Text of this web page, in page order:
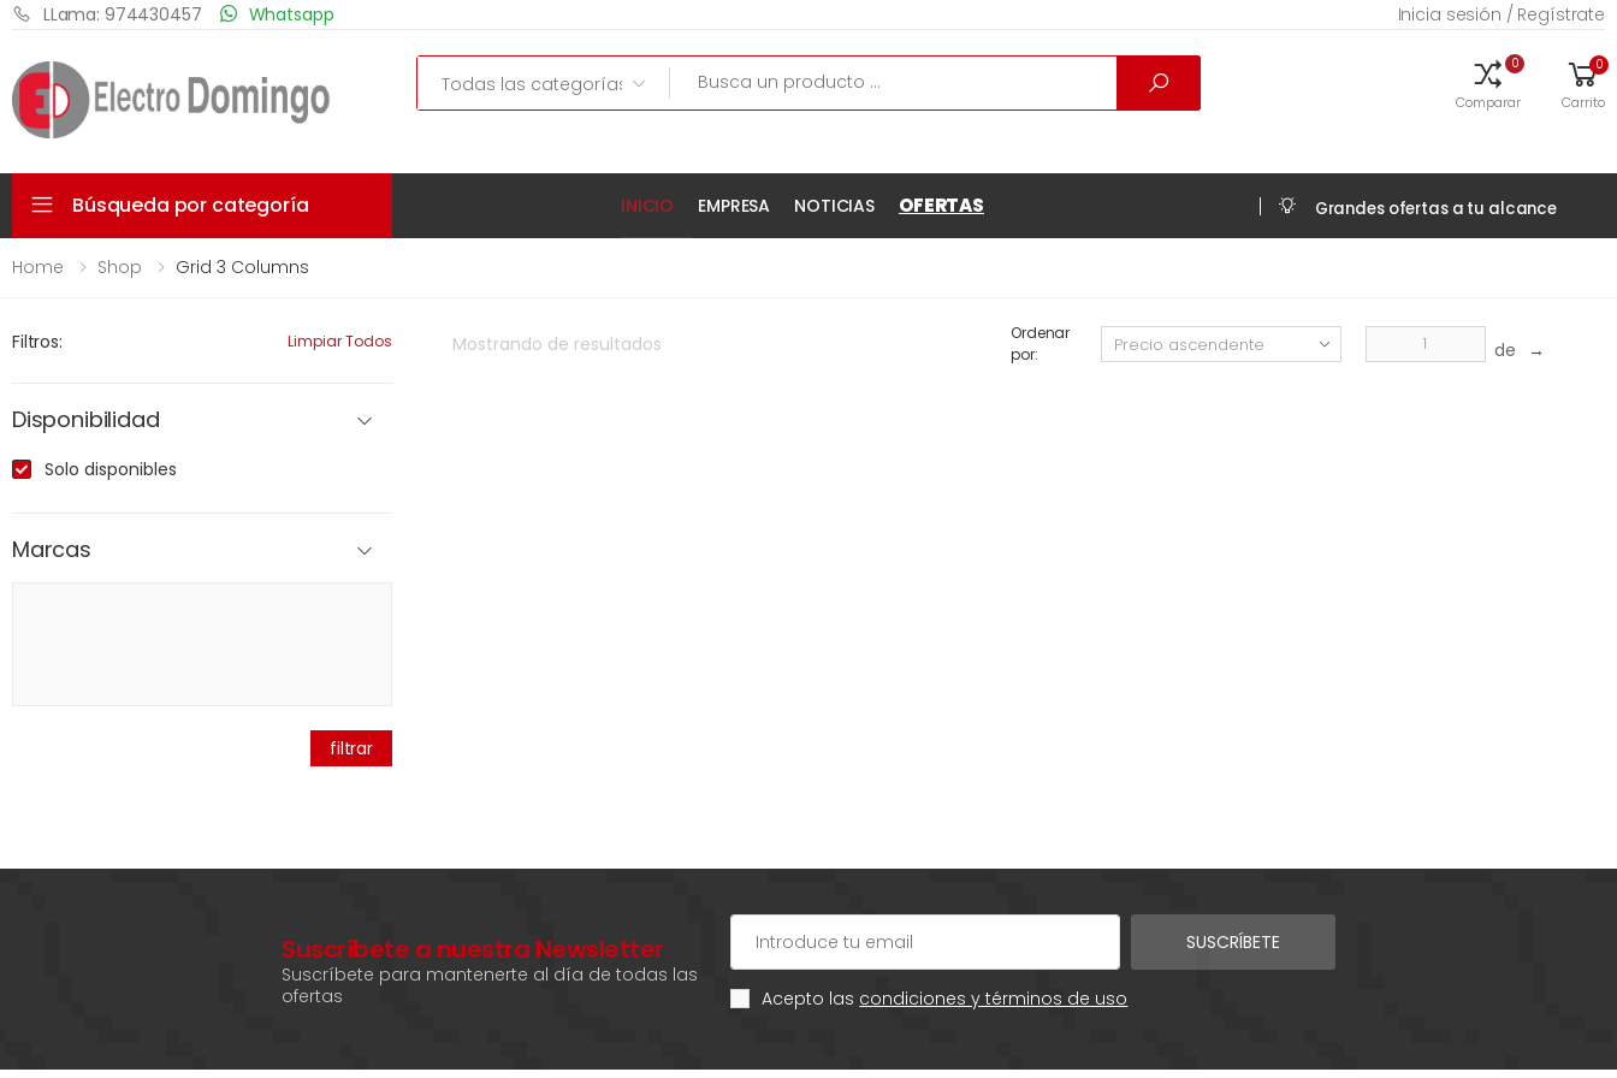
LLama: 974430457 Whatsapp Inicia sesión / Regístrate
Search 0
Comparar
0
Carrito
Búsqueda por categoría INICIO EMPRESA NOTICIAS OFERTAS Grandes ofertas a tu alcance
Home Shop Grid 3 Columns
Mostrando de resultados
Ordenar
por:
de →
Filtros: Limpiar Todos
Disponibilidad
Solo disponibles
Marcas
filtrar
Suscríbete a nuestra Newsletter
Suscríbete para mantenerte al día de todas las
ofertas
SUSCRÍBETE
Acepto las condiciones y términos de uso